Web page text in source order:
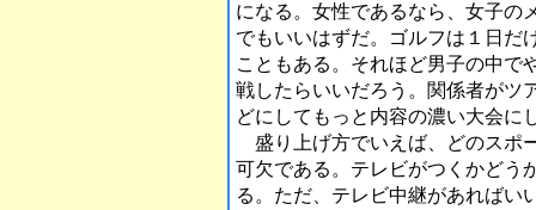
になる。女性であるなら、女子の
でもいいはずだ。ゴルフは１日だ
こともある。それほど男子の中で
戦したらいいだろう。関係者がツ
どにしてもっと内容の濃い大会に
盛り上げ方でいえば、どのスポ
可欠である。テレビがつくかどう
る。ただ、テレビ中継があればい